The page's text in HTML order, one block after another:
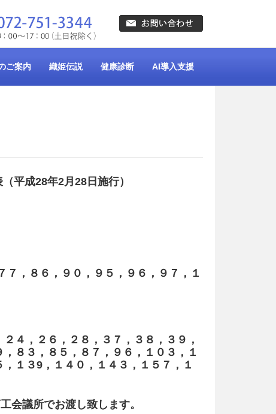
ご案内 織姫伝説 健康診断 AI導入支援
平成28年2月28日施行）
７，８６，９０，９５，９６，９７，１
４，２６，２８，３７，３８，３９，
８３，８５，８７，９６，１０３，１
１３9，１４０，１４３，１５７，１
会議所でお渡し致します。